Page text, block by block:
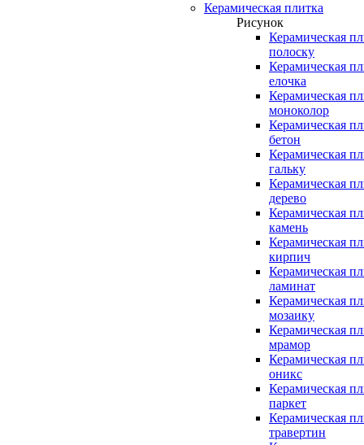
Керамическая плитка
Рисунок
Керамическая
полоску
Керамическая
елочка
Керамическая
моноколор
Керамическая
бетон
Керамическая
гальку
Керамическая
дерево
Керамическая
камень
Керамическая
кирпич
Керамическая
ламинат
Керамическая
мозаику
Керамическая
мрамор
Керамическая
оникс
Керамическая
паркет
Керамическая
травертин